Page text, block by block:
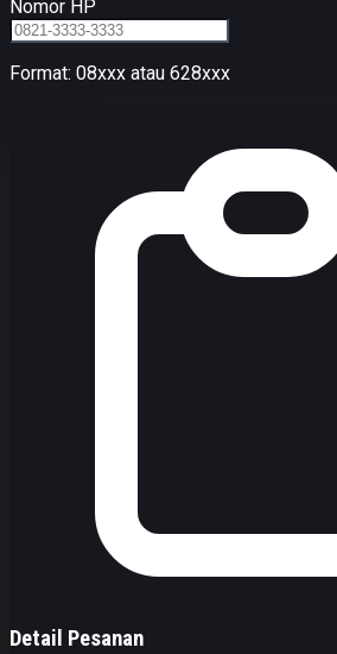
Nomor HP
Format: 08xxx atau 628xxx
Detail Pesanan